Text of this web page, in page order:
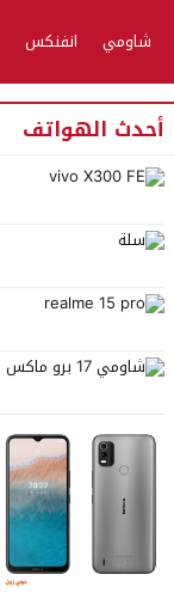
شاومي انفنكس
أحدث الهواتف